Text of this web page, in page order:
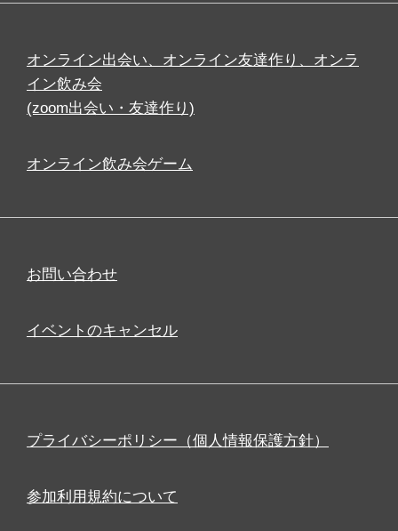
オンライン出会い、オンライン友達作り、オンラ
イン飲み会
(zoom出会い・友達作り)
オンライン飲み会ゲーム
お問い合わせ
イベントのキャンセル
プライバシーポリシー（個人情報保護方針）
参加利用規約について